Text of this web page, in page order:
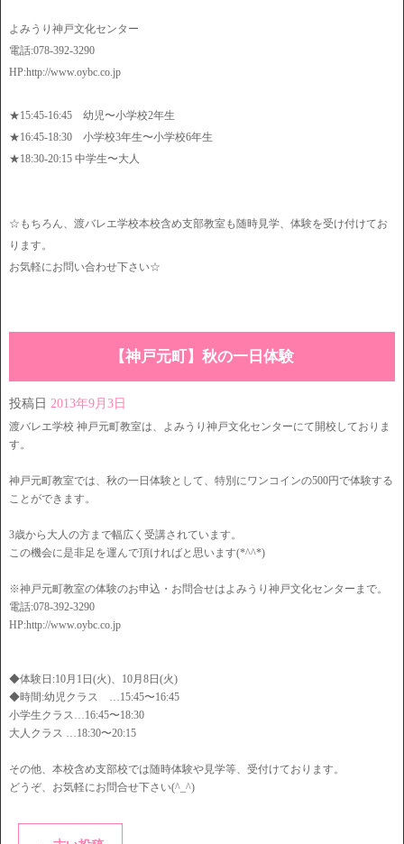
よみうり神戸文化センター
電話:078-392-3290
HP:http://www.oybc.co.jp
★15:45-16:45 幼児〜小学校2年生
★16:45-18:30 小学校3年生〜小学校6年生
★18:30-20:15 中学生〜大人
☆もちろん、渡バレエ学校本校含め支部教室も随時見学、体験を受け付けてお
ります。
お気軽にお問い合わせ下さい☆
【神戸元町】秋の一日体験
投稿日 2013年9月3日
渡バレエ学校 神戸元町教室は、よみうり神戸文化センターにて開校しておりま
す。
神戸元町教室では、秋の一日体験として、特別にワンコインの500円で体験する
ことができます。
3歳から大人の方まで幅広く受講されています。
この機会に是非足を運んで頂ければと思います(*^^*)
※神戸元町教室の体験のお申込・お問合せはよみうり神戸文化センターまで。
電話:078-392-3290
HP:http://www.oybc.co.jp
◆体験日:10月1日(火)、10月8日(火)
◆時間:幼児クラス …15:45〜16:45
小学生クラス…16:45〜18:30
大人クラス …18:30〜20:15
その他、本校含め支部校では随時体験や見学等、受付けております。
どうぞ、お気軽にお問合せ下さい(^_^)